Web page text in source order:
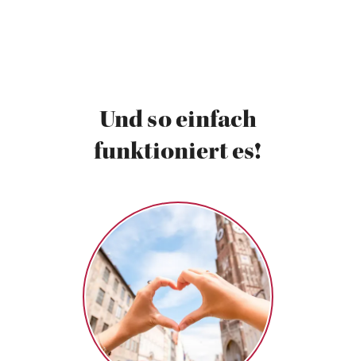
Und so einfach
funktioniert es!